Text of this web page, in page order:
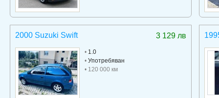
3 129 лв
2000 Suzuki Swift
• 1.0
• Употребяван
• 120 000 км